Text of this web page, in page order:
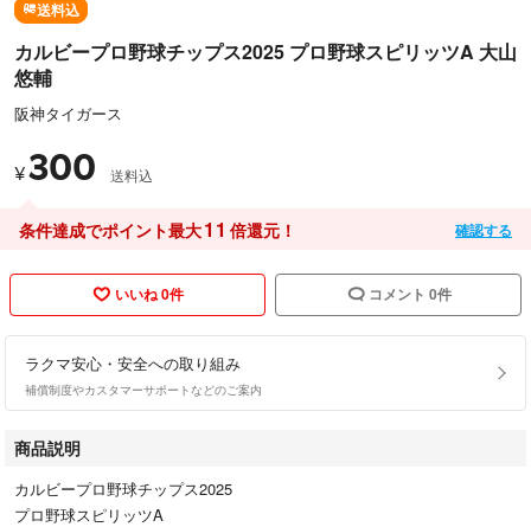
送料込
カルビープロ野球チップス2025 プロ野球スピリッツA 大山
悠輔
阪神タイガース
¥300 送料込
条件達成でポイント最大11 倍還元！ 確認する
いいね 0件 コメント 0件
ラクマ安心・安全への取り組み
補償制度やカスタマーサポートなどのご案内
商品説明
カルビープロ野球チップス2025
プロ野球スピリッツA